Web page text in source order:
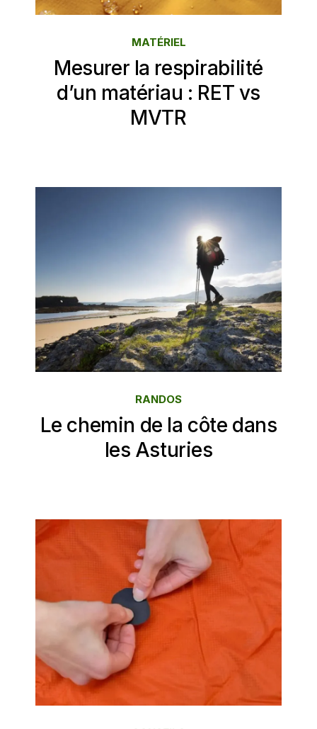
Mesurer la respirabilité
d’un matériau : RET vs
MVTR
MATÉRIEL
Le chemin de la côte dans
les Asturies
RANDOS